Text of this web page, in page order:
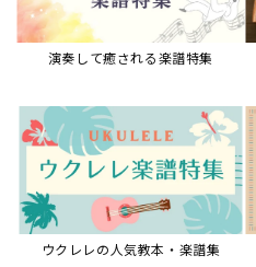
【第20回公開】なぜ人々は祭りを
必要とするのか？祭りの今を見つ
める現地ルポ